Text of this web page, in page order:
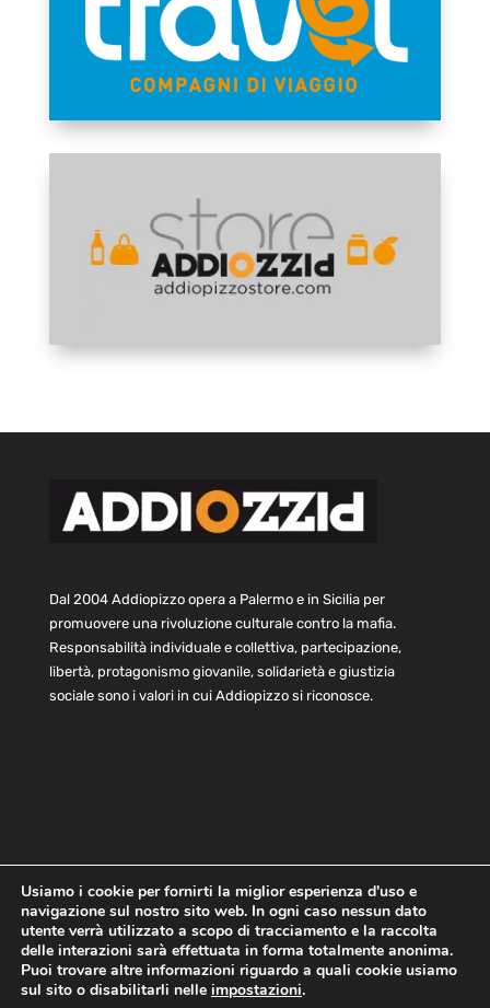
Dal 2004 Addiopizzo opera a Palermo e in Sicilia per
promuovere una rivoluzione culturale contro la mafia.
Responsabilità individuale e collettiva, partecipazione,
libertà, protagonismo giovanile, solidarietà e giustizia
sociale sono i valori in cui Addiopizzo si riconosce.
Home Statuto e bilancio
Contatti
Privacy
Cookie Child Protection Policy
Usiamo i cookie per fornirti la miglior esperienza d'uso e
navigazione sul nostro sito web. In ogni caso nessun dato
utente verrà utilizzato a scopo di tracciamento e la raccolta
delle interazioni sarà effettuata in forma totalmente anonima.
Puoi trovare altre informazioni riguardo a quali cookie usiamo
sul sito o disabilitarli nelle impostazioni.